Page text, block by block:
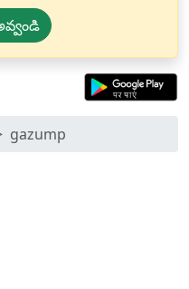
gazump